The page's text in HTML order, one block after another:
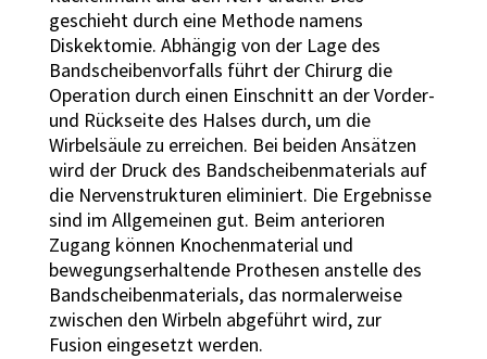
geschieht durch eine Methode namens
Diskektomie. Abhängig von der Lage des
Bandscheibenvorfalls führt der Chirurg die
Operation durch einen Einschnitt an der Vorder-
und Rückseite des Halses durch, um die
Wirbelsäule zu erreichen. Bei beiden Ansätzen
wird der Druck des Bandscheibenmaterials auf
die Nervenstrukturen eliminiert. Die Ergebnisse
sind im Allgemeinen gut. Beim anterioren
Zugang können Knochenmaterial und
bewegungserhaltende Prothesen anstelle des
Bandscheibenmaterials, das normalerweise
zwischen den Wirbeln abgeführt wird, zur
Fusion eingesetzt werden.